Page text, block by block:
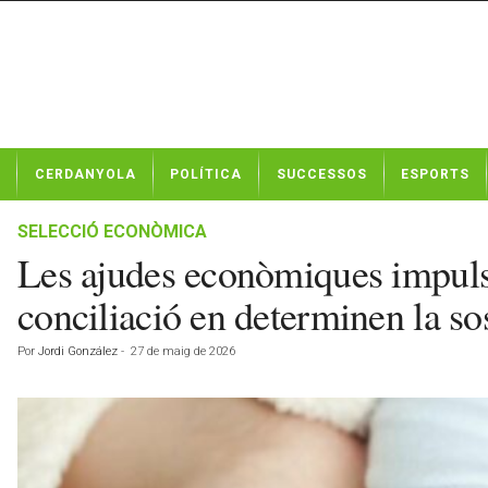
t
CERDANYOLA POLÍTICA SUCCESSOS ESPORTS
SELECCIÓ ECONÒMICA
Les ajudes econòmiques
conciliació en determinen la
Por Jordi González - 27 de maig de 2026